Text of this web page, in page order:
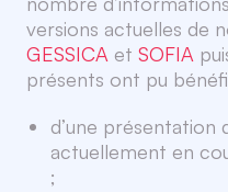
versions actuelles de
GESSICA et SOFIA
présents ont pu
d’une présentation
actuellement en
;